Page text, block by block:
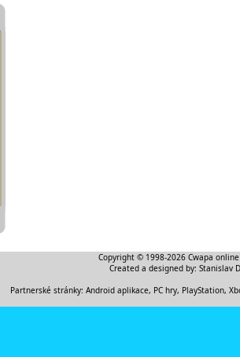
Copyright © 1998-2026 Cwapa
Created a designed by: Stanislav
Partnerské stránky: Android aplikace, PC hry, PlayStation,